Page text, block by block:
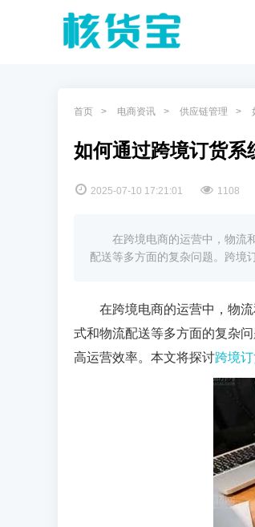
首页 电商资讯 供应链管理
如何通过跨境订货系
2025-07-10 17:21:01 1108
在跨境电商的运营中，物流
配送等多方面的复杂问题。跨境
在跨境电商的运营中，物
式和物流配送等多方面的复杂问
高运营效率。本文将探讨跨境